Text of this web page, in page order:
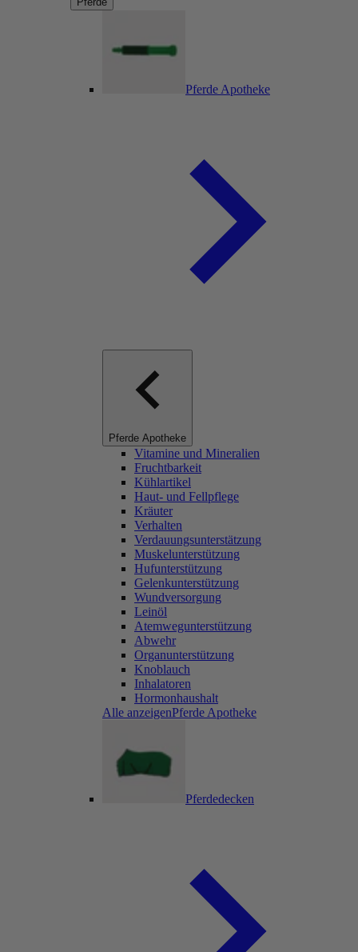
Pferde Apotheke
Pferde Apotheke
Vitamine und Mineralien
Fruchtbarkeit
Kühlartikel
Haut- und Fellpflege
Kräuter
Verhalten
Verdauungsunterstätzung
Muskelunterstützung
Hufunterstützung
Gelenkunterstützung
Wundversorgung
Leinöl
Atemwegunterstützung
Abwehr
Organunterstützung
Knoblauch
Inhalatoren
Hormonhaushalt
Alle anzeigenPferde Apotheke
Pferdedecken